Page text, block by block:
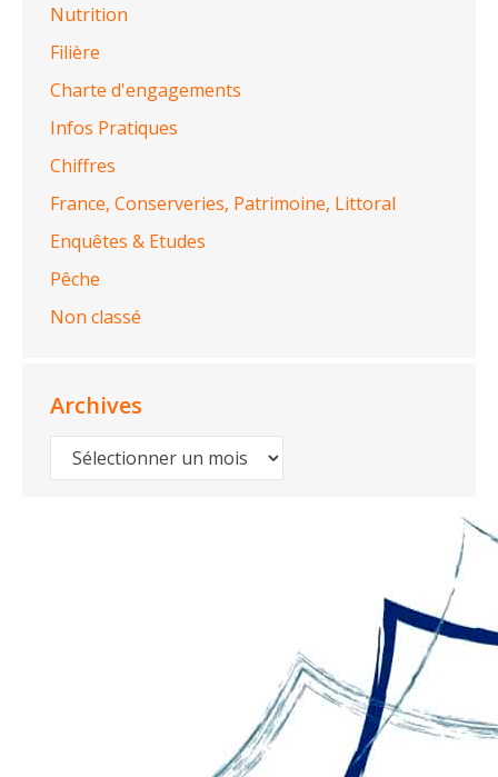
Nutrition
Filière
Charte d'engagements
Infos Pratiques
Chiffres
France, Conserveries, Patrimoine, Littoral
Enquêtes & Etudes
Pêche
Non classé
Archives
Archives